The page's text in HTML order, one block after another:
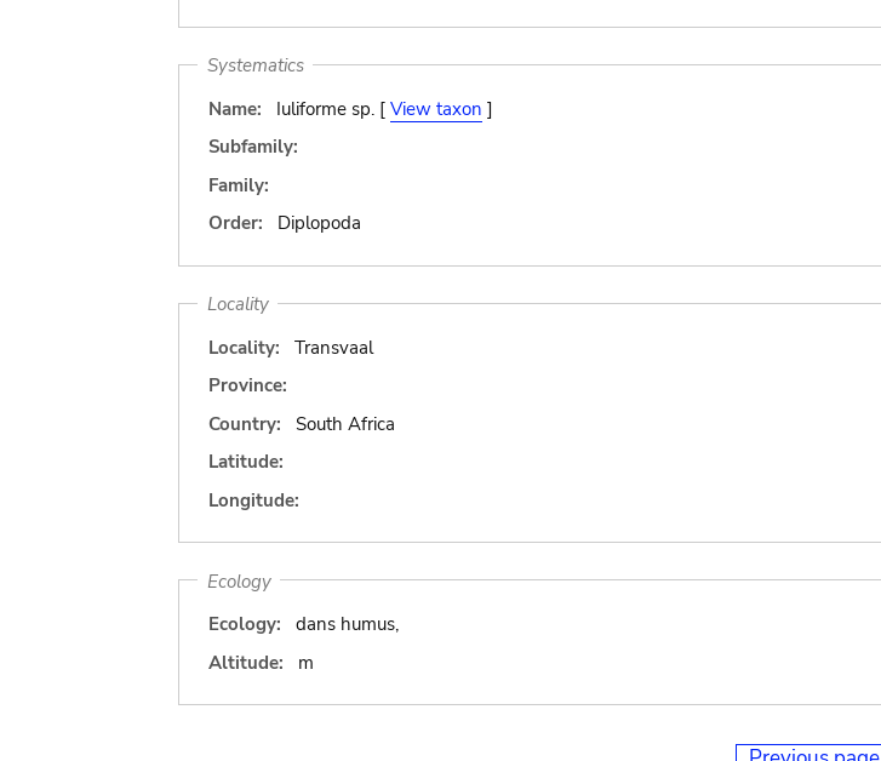
Systematics
Name:
Iuliforme sp. [ View taxon ]
Subfamily:
Family:
Order:
Diplopoda
Locality
Locality:
Transvaal
Province:
Country:
South Africa
Latitude:
Longitude:
Ecology
Ecology:
dans humus,
Altitude:
m